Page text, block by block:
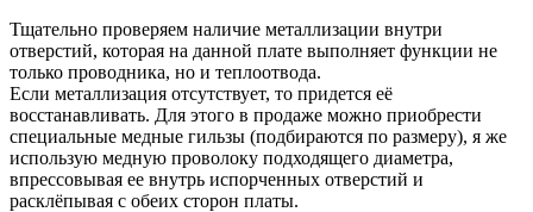
Тщательно проверяем наличие металлизации внутри
отверстий, которая на данной плате выполняет функции не
только проводника, но и теплоотвода.
Если металлизация отсутствует, то придется её
восстанавливать. Для этого в продаже можно приобрести
специальные медные гильзы (подбираются по размеру), я же
использую медную проволоку подходящего диаметра,
впрессовывая ее внутрь испорченных отверстий и
расклёпывая с обеих сторон платы.